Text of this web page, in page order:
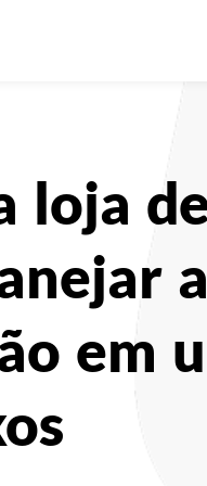
loja
em